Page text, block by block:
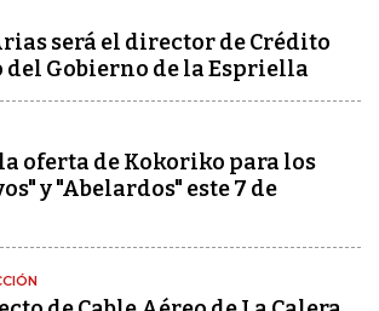
será el director de Crédito
del Gobierno de la Espriella
la oferta de Kokoriko para los
y "Abelardos" este 7 de